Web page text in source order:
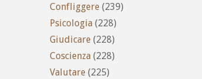
Confliggere (239)
Psicologia (228)
Giudicare (228)
Coscienza (228)
Valutare (225)